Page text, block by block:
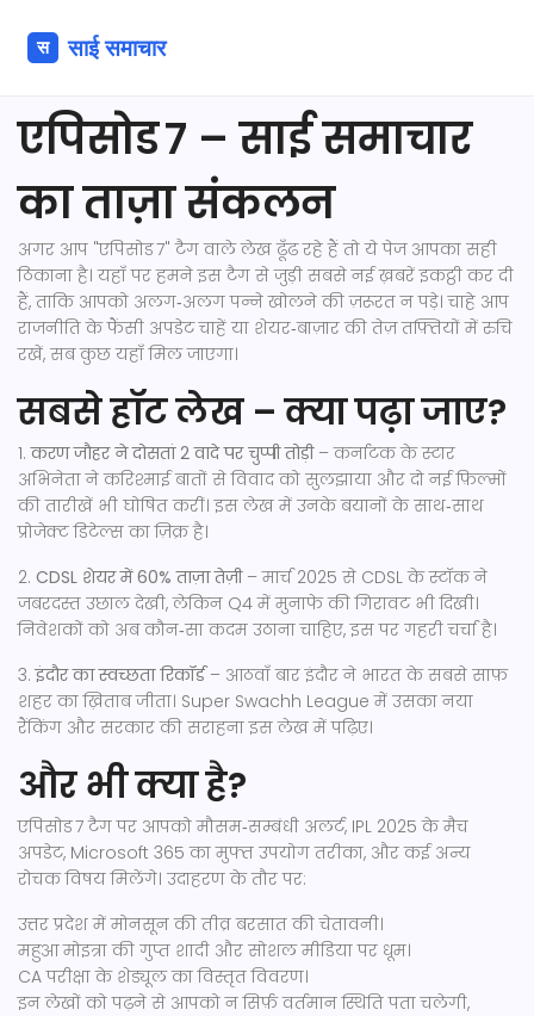
एपिसोड 7 – साई समाचार
का ताज़ा संकलन
अगर आप "एपिसोड 7" टैग वाले लेख ढूँढ रहे हैं तो ये पेज आपका सही
ठिकाना है। यहाँ पर हमने इस टैग से जुड़ी सबसे नई ख़बरें इकट्ठी कर दी
हैं, ताकि आपको अलग‑अलग पन्ने खोलने की ज़रूरत न पड़े। चाहे आप
राजनीति के फैंसी अपडेट चाहें या शेयर‑बाज़ार की तेज़ तफ़्तियों में रुचि
रखें, सब कुछ यहाँ मिल जाएगा।
सबसे हॉट लेख – क्या पढ़ा जाए?
1.करण जौहर ने दोसतां 2 वादे पर चुप्पी तोड़ी– कर्नाटक के स्टार
अभिनेता ने करिश्माई बातों से विवाद को सुलझाया और दो नई फ़िल्मों
की तारीखें भी घोषित करीं। इस लेख में उनके बयानों के साथ‑साथ
प्रोजेक्ट डिटेल्स का ज़िक्र है।
2. CDSL शेयर में 60% ताज़ा तेज़ी– मार्च 2025 से CDSL के स्टॉक ने
जबरदस्त उछाल देखी, लेकिन Q4 में मुनाफे की गिरावट भी दिखी।
निवेशकों को अब कौन‑सा कदम उठाना चाहिए, इस पर गहरी चर्चा है।
3.इंदौर का स्वच्छता रिकॉर्ड– आठवाँ बार इंदौर ने भारत के सबसे साफ़
शहर का ख़िताब जीता। Super Swachh League में उसका नया
रैंकिंग और सरकार की सराहना इस लेख में पढ़िए।
और भी क्या है?
एपिसोड 7 टैग पर आपको मौसम‑सम्बंधी अलर्ट, IPL 2025 के मैच
अपडेट, Microsoft 365 का मुफ्त उपयोग तरीका, और कई अन्य
रोचक विषय मिलेंगे। उदाहरण के तौर पर:
उत्तर प्रदेश में मोनसून की तीव्र बरसात की चेतावनी।
महुआ मोइत्रा की गुप्त शादी और सोशल मीडिया पर धूम।
CA परीक्षा के शेड्यूल का विस्तृत विवरण।
इन लेखों को पढ़ने से आपको न सिर्फ़ वर्तमान स्थिति पता चलेगी,